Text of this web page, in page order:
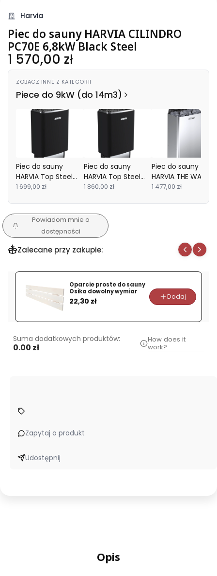
Harvia
Piec do sauny HARVIA CILINDRO
PC70E 6,8kW Black Steel
Cena
1 570,00 zł
ZOBACZ INNE Z KATEGORII
Piece do 9kW (do 14m3)
Piec do sauny
HARVIA Top Steel
M90E Black 9kW
1 699,00 zł
Piec do sauny
HARVIA Top Steel
M90 Black 9kW
1 860,00 zł
Piec do sauny
HARVIA THE WALL
SW90E 9kW Stal
1 477,00 zł
Powiadom mnie o
dostępności
Zalecane przy zakupie:
Oparcie proste do sauny
Osika dowolny wymiar
Cena
22,30 zł Dodaj
Suma dodatkowych produktów:
0.00 zł
How does it
work?
Zapytaj o produkt
Udostępnij
Opis